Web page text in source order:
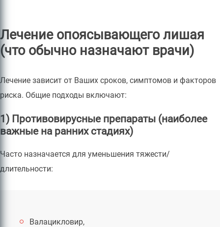
Лечение опоясывающего лишая
(что обычно назначают врачи)
Лечение зависит от Ваших сроков, симптомов и факторов
риска. Общие подходы включают:
1) Противовирусные препараты (наиболее
важные на ранних стадиях)
Часто назначается для уменьшения тяжести/
длительности:
Валацикловир,